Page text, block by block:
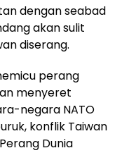
dengan seabad
akan sulit
diserang.
perang
menyeret
negara NATO
konflik Taiwan
Dunia